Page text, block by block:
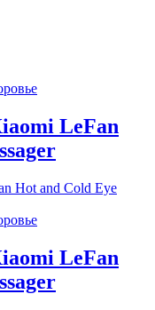
LeFan
LeFan